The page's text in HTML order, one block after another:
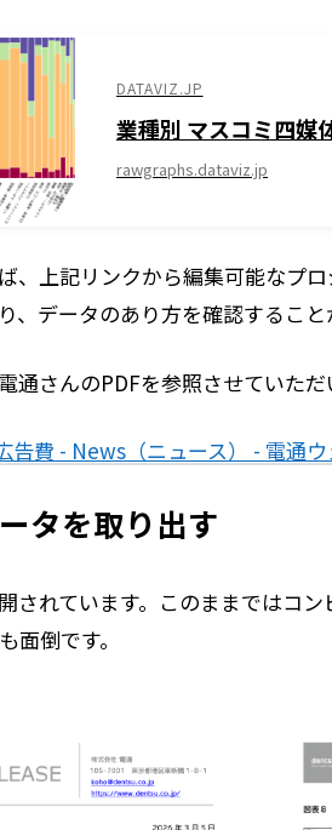
DATAVIZ.JP
業種別 マスコミ四媒
rawgraphs.dataviz.jp
、上記リンクから編集可能なプ
、データのあり方を確認すること
通さんのPDFを参照させていただ
告費 - News（ニュース） - 電通
タを取り出す
されています。このままではコ
面倒です。